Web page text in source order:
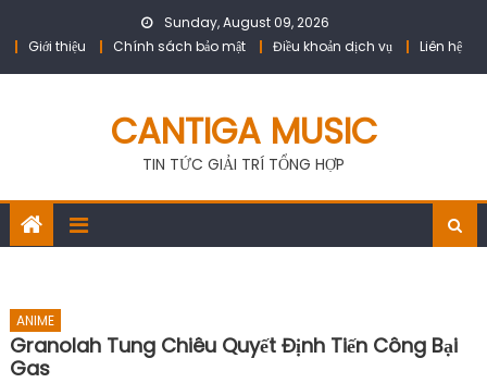
Sunday, August 09, 2026
Giới thiệu
Chính sách bảo mật Điều khoản dịch vụ Liên hệ
CANTIGA MUSIC
TIN TỨC GIẢI TRÍ TỔNG HỢP
ANIME
Granolah Tung Chiêu Quyết Định Tiến Công Bại
Gas